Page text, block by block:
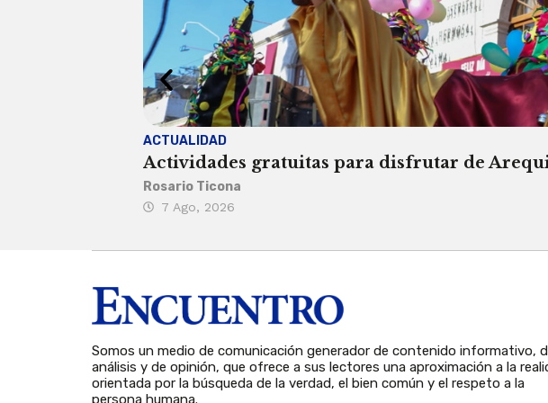
ACTUALIDAD
Actividades gratuitas para disfrutar de
Rosario Ticona
7 Ago, 2026
Somos un medio de comunicación generador de contenido informativo,
análisis y de opinión, que ofrece a sus lectores una aproximación a la
orientada por la búsqueda de la verdad, el bien común y el respeto a la
persona humana.